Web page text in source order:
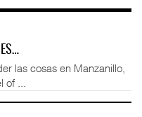
las cosas en Manzanillo,
...